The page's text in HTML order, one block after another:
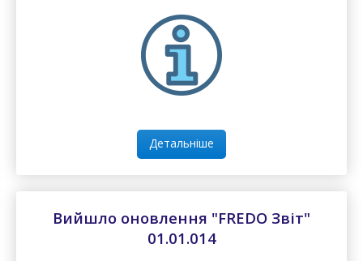
Детальніше
Вийшло оновлення "FREDO Звіт"
01.01.014